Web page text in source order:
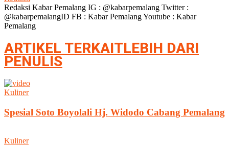
Redaksi Kabar Pemalang IG : @kabarpemalang Twitter :
@kabarpemalangID FB : Kabar Pemalang Youtube : Kabar
Pemalang
ARTIKEL TERKAITLEBIH DARI
PENULIS
Kuliner
Spesial Soto Boyolali Hj. Widodo Cabang Pemalang
Kuliner